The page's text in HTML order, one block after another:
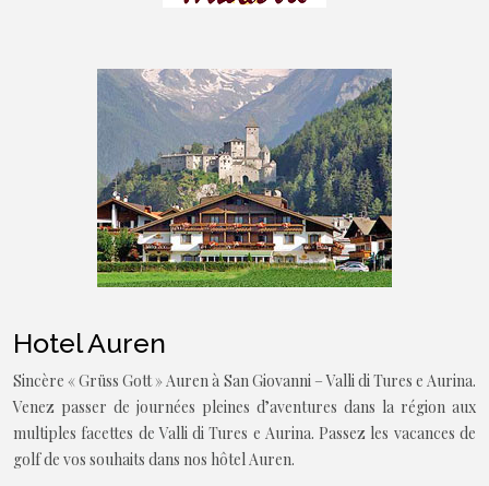
Hotel Auren
Sincère « Grüss Gott » Auren à San Giovanni – Valli di Tures e Aurina.
Venez passer de journées pleines d’aventures dans la région aux
multiples facettes de Valli di Tures e Aurina. Passez les vacances de
golf de vos souhaits dans nos hôtel Auren.